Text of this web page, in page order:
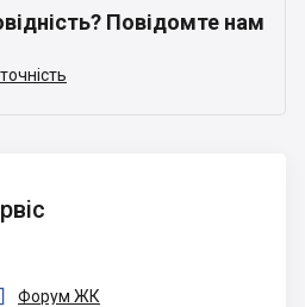
Повідомте нам
Форум ЖК